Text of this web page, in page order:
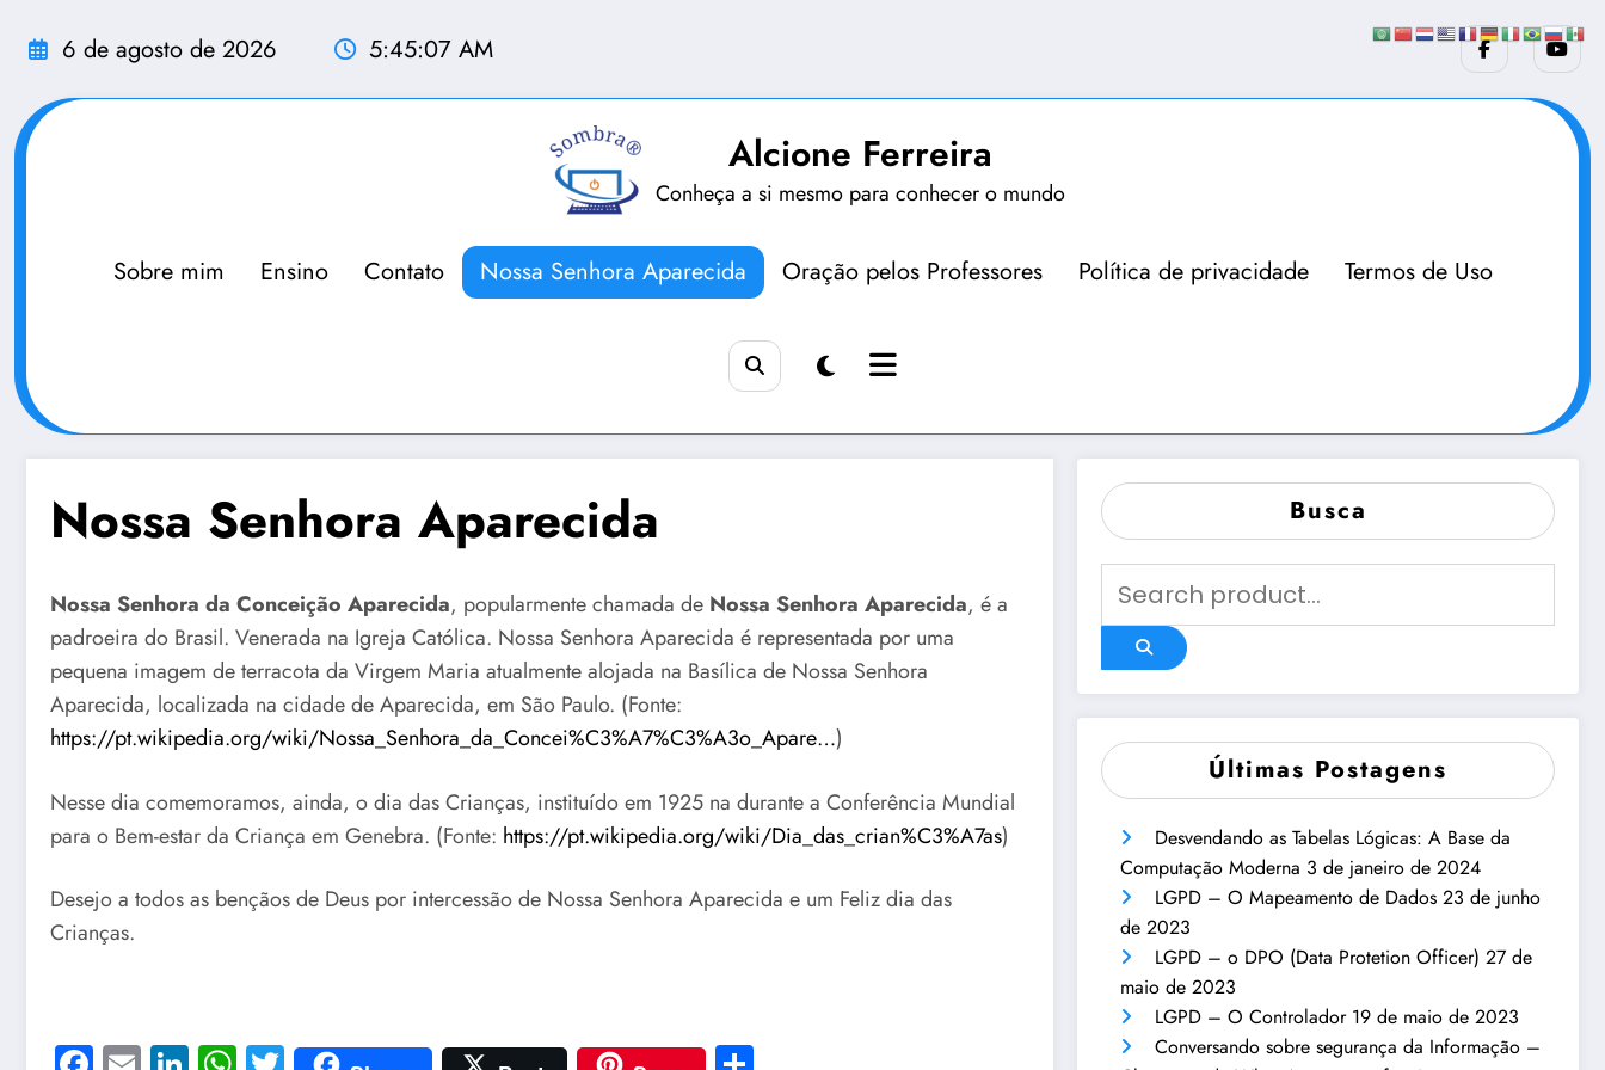
para
conteúdo
6 de agosto de 2026 5:45:07 AM
Alcione Ferreira
Conheça a si mesmo para conhecer o mundo
Sobre mim Ensino Contato Nossa Senhora Aparecida Oração pelos Professores Política de privacidade Termos de Uso
Nossa Senhora Aparecida
Nossa Senhora da Conceição Aparecida, popularmente chamada de Nossa Senhora Aparecida, é a
padroeira do Brasil. Venerada na Igreja Católica. Nossa Senhora Aparecida é representada por uma
pequena imagem de terracota da Virgem Maria atualmente alojada na Basílica de Nossa Senhora
Aparecida, localizada na cidade de Aparecida, em São Paulo. (Fonte:
https://pt.wikipedia.org/wiki/Nossa_Senhora_da_Concei%C3%A7%C3%A3o_Apare…)
Nesse dia comemoramos, ainda, o dia das Crianças, instituído em 1925 na durante a Conferência Mundial
para o Bem-estar da Criança em Genebra. (Fonte: https://pt.wikipedia.org/wiki/Dia_das_crian%C3%A7as)
Desejo a todos as bençãos de Deus por intercessão de Nossa Senhora Aparecida e um Feliz dia das
Crianças.
Busca
Últimas Postagens
Desvendando as Tabelas Lógicas: A Base da
Computação Moderna 3 de janeiro de 2024
LGPD – O Mapeamento de Dados 23 de junho
de 2023
LGPD – o DPO (Data Protetion Officer) 27 de
maio de 2023
LGPD – O Controlador 19 de maio de 2023
Conversando sobre segurança da Informação –